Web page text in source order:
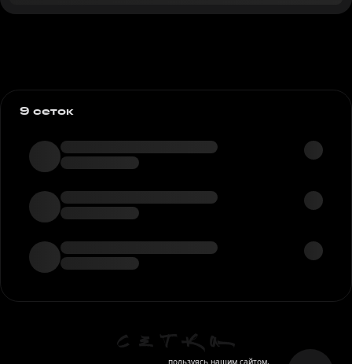
9 сеток
пользуясь нашим сайтом,